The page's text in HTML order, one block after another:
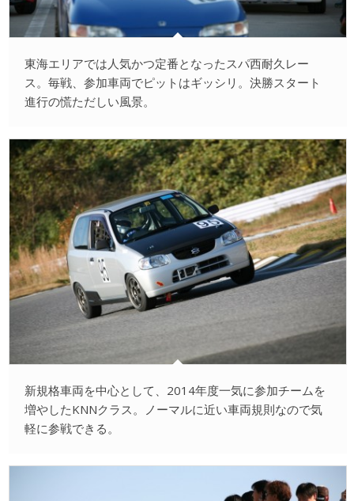
東海エリアでは人気かつ定番となったスパ西耐久レー
ス。毎戦、参加車両でピットはギッシリ。決勝スタート
進行の慌ただしい風景。
新規格車両を中心として、2014年度一気に参加チームを
増やしたKNNクラス。ノーマルに近い車両規則なので気
軽に参戦できる。